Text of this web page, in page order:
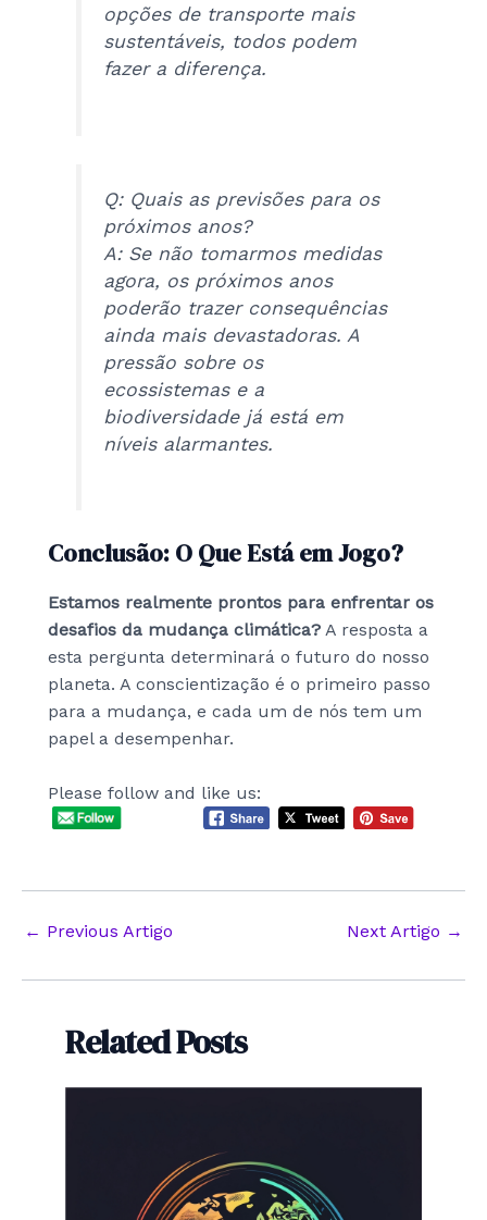
opções de transporte mais
sustentáveis, todos podem
fazer a diferença.
Q: Quais as previsões para os
próximos anos?
A: Se não tomarmos medidas
agora, os próximos anos
poderão trazer consequências
ainda mais devastadoras. A
pressão sobre os
ecossistemas e a
biodiversidade já está em
níveis alarmantes.
Conclusão: O Que Está em Jogo?
Estamos realmente prontos para enfrentar os
desafios da mudança climática? A resposta a
esta pergunta determinará o futuro do nosso
planeta. A conscientização é o primeiro passo
para a mudança, e cada um de nós tem um
papel a desempenhar.
Please follow and like us:
Post
← Previous Artigo Next Artigo →
Related Posts